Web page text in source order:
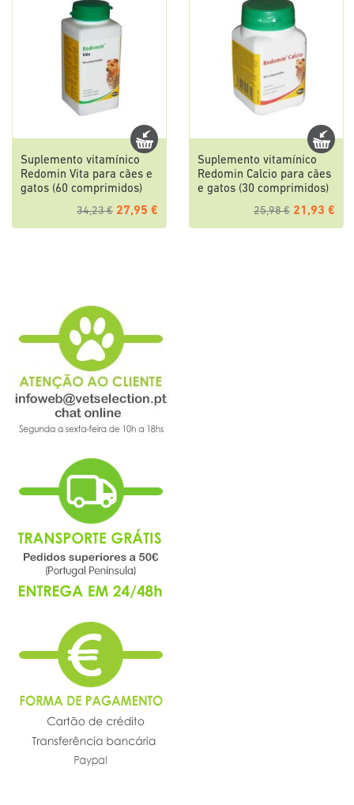
Suplemento vitamínico
Redomin Vita para cães e
gatos (60 comprimidos)
34,23 € 27,95 €
Suplemento vitamínico
Redomin Calcio para cães
e gatos (30 comprimidos)
25,98 € 21,93 €